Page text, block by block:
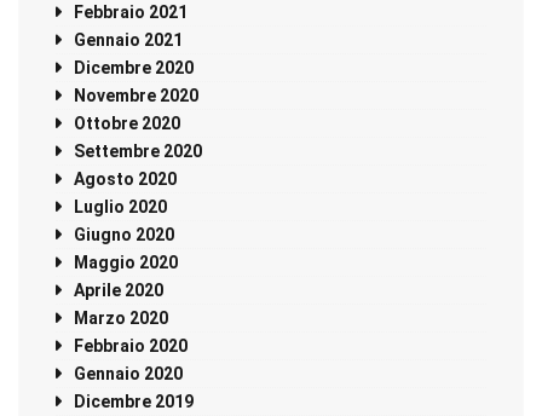
Febbraio 2021
Gennaio 2021
Dicembre 2020
Novembre 2020
Ottobre 2020
Settembre 2020
Agosto 2020
Luglio 2020
Giugno 2020
Maggio 2020
Aprile 2020
Marzo 2020
Febbraio 2020
Gennaio 2020
Dicembre 2019